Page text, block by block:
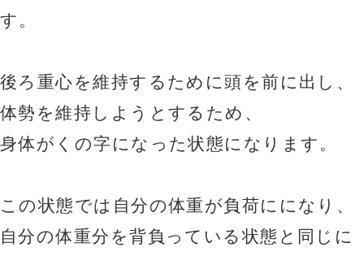
す。
後ろ重心を維持するために頭を前に出し、
体勢を維持しようとするため、
身体がくの字になった状態になります。
この状態では自分の体重が負荷にになり、
自分の体重分を背負っている状態と同じに